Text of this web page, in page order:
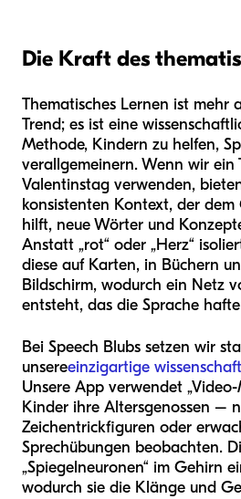
Die Kraft des
Thematisches Lernen ist mehr
Trend; es ist eine
Methode, Kindern zu helfen,
verallgemeinern. Wenn wir ein
Valentinstag verwenden,
konsistenten Kontext, der dem
hilft, neue Wörter und
Anstatt „rot“ oder „Herz“
diese auf Karten, in Büchern
Bildschirm, wodurch ein Netz
entsteht, das die Sprache
Bei Speech Blubs setzen wir
unsereeinzigartige
Unsere App verwendet
Kinder ihre Altersgenossen –
Zeichentrickfiguren oder
Sprechübungen beobachten.
„Spiegelneuronen“ im Gehirn
wodurch sie die Klänge und